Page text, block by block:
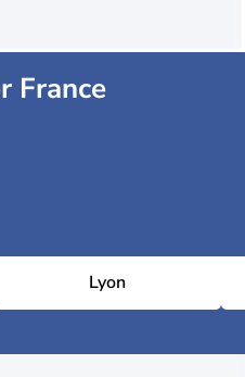
France
Lyon